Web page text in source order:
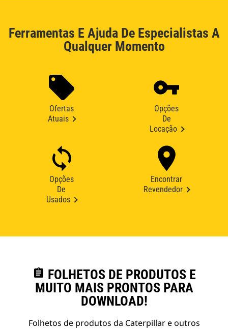
Ferramentas E Ajuda De Especialistas A
Qualquer Momento
Ofertas
Atuais
Opções
De
Locação
Opções
De
Usados
Encontrar
Revendedor
assignment FOLHETOS DE PRODUTOS E
MUITO MAIS PRONTOS PARA
DOWNLOAD!
Folhetos de produtos da Caterpillar e outros